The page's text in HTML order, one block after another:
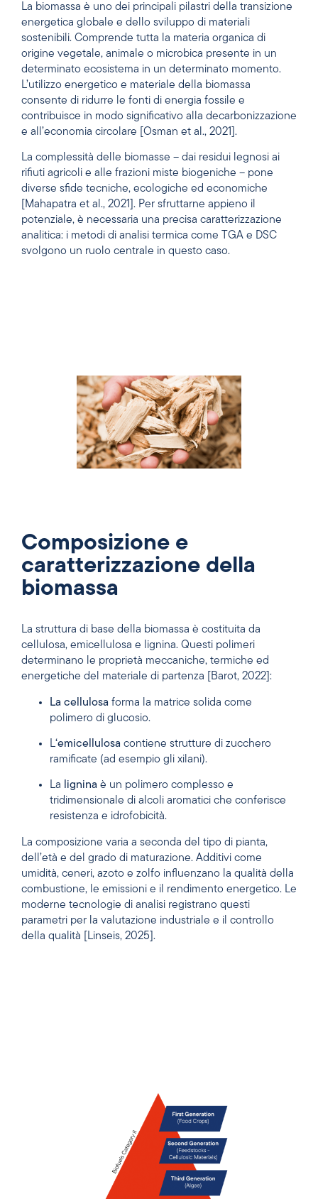
La biomassa è uno dei principali pilastri della transizione
energetica globale e dello sviluppo di materiali
sostenibili. Comprende tutta la materia organica di
origine vegetale, animale o microbica presente in un
determinato ecosistema in un determinato momento.
L’utilizzo energetico e materiale della biomassa
consente di ridurre le fonti di energia fossile e
contribuisce in modo significativo alla decarbonizzazione
e all’economia circolare [Osman et al., 2021].
La complessità delle biomasse – dai residui legnosi ai
rifiuti agricoli e alle frazioni miste biogeniche – pone
diverse sfide tecniche, ecologiche ed economiche
[Mahapatra et al., 2021]. Per sfruttarne appieno il
potenziale, è necessaria una precisa caratterizzazione
analitica: i metodi di analisi termica come TGA e DSC
svolgono un ruolo centrale in questo caso.
Composizione e
caratterizzazione della
biomassa
La struttura di base della biomassa è costituita da
cellulosa, emicellulosa e lignina. Questi polimeri
determinano le proprietà meccaniche, termiche ed
energetiche del materiale di partenza [Barot, 2022]:
La cellulosa forma la matrice solida come
polimero di glucosio.
L‘emicellulosa contiene strutture di zucchero
ramificate (ad esempio gli xilani).
La lignina è un polimero complesso e
tridimensionale di alcoli aromatici che conferisce
resistenza e idrofobicità.
La composizione varia a seconda del tipo di pianta,
dell’età e del grado di maturazione. Additivi come
umidità, ceneri, azoto e zolfo influenzano la qualità della
combustione, le emissioni e il rendimento energetico. Le
moderne tecnologie di analisi registrano questi
parametri per la valutazione industriale e il controllo
della qualità [Linseis, 2025].